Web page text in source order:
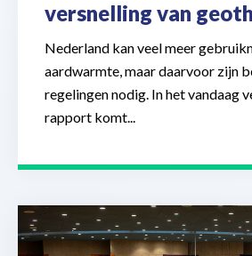
versnelling van
Nederland kan veel meer
aardwarmte, maar daarvoor zijn
regelingen nodig. In het vandaag
rapport komt...